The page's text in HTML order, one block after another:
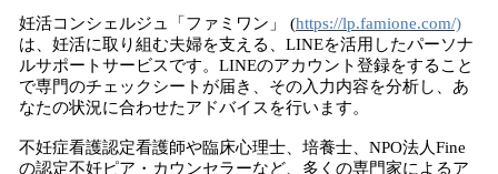
妊活コンシェルジュ「ファミワン」 (https://lp.famione.com/)
は、妊活に取り組む夫婦を支える、LINEを活用したパーソナ
ルサポートサービスです。LINEのアカウント登録をすること
で専門のチェックシートが届き、その入力内容を分析し、あ
なたの状況に合わせたアドバイスを行います。
不妊症看護認定看護師や臨床心理士、培養士、NPO法人Fine
の認定不妊ピア・カウンセラーなど、多くの専門家によるア